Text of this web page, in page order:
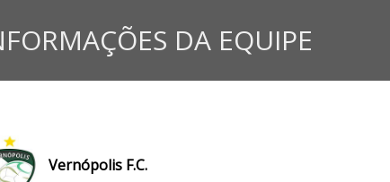
DA EQUIPE
Vernópolis F.C.